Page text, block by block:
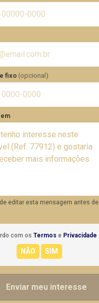
fixo (opcional)
editar esta mensagem antes de
com os Termos e Privacidade
Enviar meu interesse